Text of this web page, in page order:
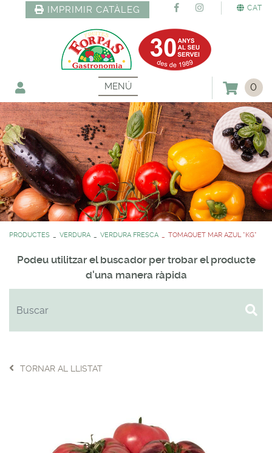
CAT
IMPRIMIR CATÀLEG
MENÚ 0
PRODUCTES VERDURA VERDURA FRESCA TOMAQUET MAR AZUL *KG*
Podeu utilitzar el buscador per trobar el producte
d'una manera ràpida
TORNAR AL LLISTAT